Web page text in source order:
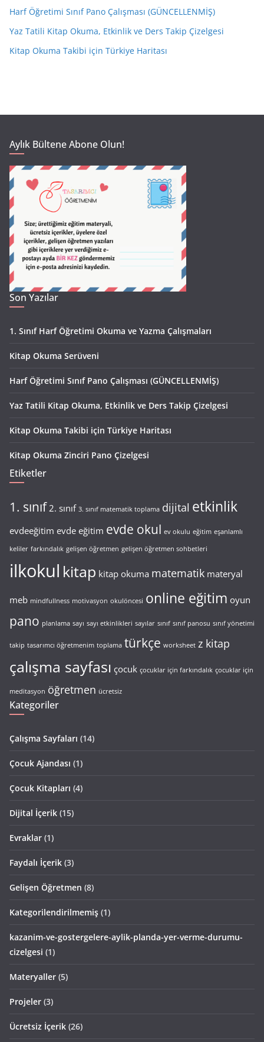
Harf Öğretimi Sınıf Pano Çalışması (GÜNCELLENMİŞ)
Yaz Tatili Kitap Okuma, Etkinlik ve Ders Takip Çizelgesi
Kitap Okuma Takibi için Türkiye Haritası
Aylık Bültene Abone Olun!
Son Yazılar
1. Sınıf Harf Öğretimi Okuma ve Yazma Çalışmaları
Kitap Okuma Serüveni
Harf Öğretimi Sınıf Pano Çalışması (GÜNCELLENMİŞ)
Yaz Tatili Kitap Okuma, Etkinlik ve Ders Takip Çizelgesi
Kitap Okuma Takibi için Türkiye Haritası
Kitap Okuma Zinciri Pano Çizelgesi
Etiketler
1. sınıf 2. sınıf 3. sınıf matematik toplama dijital etkinlik
evdeeğitim evde eğitim evde okul ev okulu eğitim eşanlamlı
keliler farkındalık gelişen öğretmen gelişen öğretmen sohbetleri
ilkokul kitap kitap okuma matematik materyal
meb mindfullness motivasyon okulöncesi online eğitim oyun
pano planlama sayı sayı etkinlikleri sayılar sınıf sınıf panosu sınıf yönetimi
takip tasarımcı öğretmenim toplama türkçe worksheet z kitap
çalışma sayfası çocuk çocuklar için farkındalık çocuklar için
meditasyon öğretmen ücretsiz
Kategoriler
Çalışma Sayfaları (14)
Çocuk Ajandası (1)
Çocuk Kitapları (4)
Dijital İçerik (15)
Evraklar (1)
Faydalı İçerik (3)
Gelişen Öğretmen (8)
Kategorilendirilmemiş (1)
kazanim-ve-gostergelere-aylik-planda-yer-verme-durumu-
cizelgesi (1)
Materyaller (5)
Projeler (3)
Ücretsiz İçerik (26)